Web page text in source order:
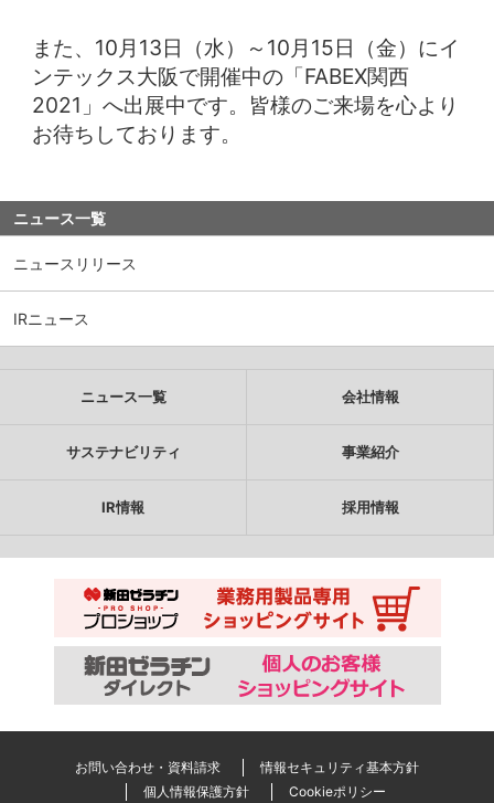
ニュース一覧
ニュースリリース
IRニュース
また、10月13日（水）～10月15日（金）にイ
ンテックス大阪で開催中の「FABEX関西
2021」へ出展中です。皆様のご来場を心より
お待ちしております。
ニュース一覧 会社情報
サステナビリティ 事業紹介
IR情報 採用情報
お問い合わせ・資料請求
情報セキュリティ基本方針
個人情報保護方針
Cookieポリシー